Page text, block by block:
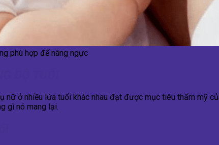
phù hợp để nâng ngực
nữ ở nhiều lứa tuổi khác nhau đạt được mục tiêu thẩm mỹ
gì nó mang lại.